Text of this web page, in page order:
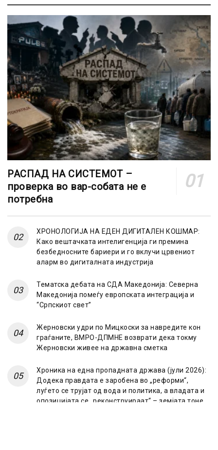
РАСПАД НА СИСТЕМОТ –
проверка во вар-собата не е
потребна
ХРОНОЛОГИЈА НА ЕДЕН ДИГИТАЛЕН КОШМАР:
Како вештачката интелигенција ги премина
безбедносните бариери и го вклучи црвениот
аларм во дигиталната индустрија
Тематска дебата на СДА Македонија: Северна
Македонија помеѓу европската интеграција и
“Српскиот свет”
Жерновски удри по Мицкоски за навредите кон
граѓаните, ВМРО-ДПМНЕ возврати дека токму
Жерновски живее на државна сметка
Хроника на една пропадната држава (јули 2026):
Додека правдата е заробена во „реформи“,
луѓето се трујат од вода и политика, а владата и
опозицијата се „реконструираат“ – земјата тоне